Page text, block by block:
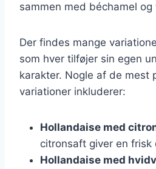
sammen med béchamel og
Der findes mange
som hver tilføjer sin egen
karakter. Nogle af de mest
variationer inkluderer:
Hollandaise med
citronsaft giver en frisk
Hollandaise med